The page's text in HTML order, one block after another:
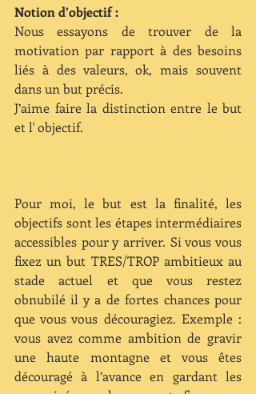
Notion d’objectif :
Nous essayons de trouver de la
motivation par rapport à des besoins
liés à des valeurs, ok, mais souvent
dans un but précis.
J’aime faire la distinction entre le but
et l' objectif.
Pour moi, le but est la finalité, les
objectifs sont les étapes intermédiaires
accessibles pour y arriver. Si vous vous
fixez un but TRES/TROP ambitieux au
stade actuel et que vous restez
obnubilé il y a de fortes chances pour
que vous vous découragiez. Exemple :
vous avez comme ambition de gravir
une haute montagne et vous êtes
découragé à l’avance en gardant les